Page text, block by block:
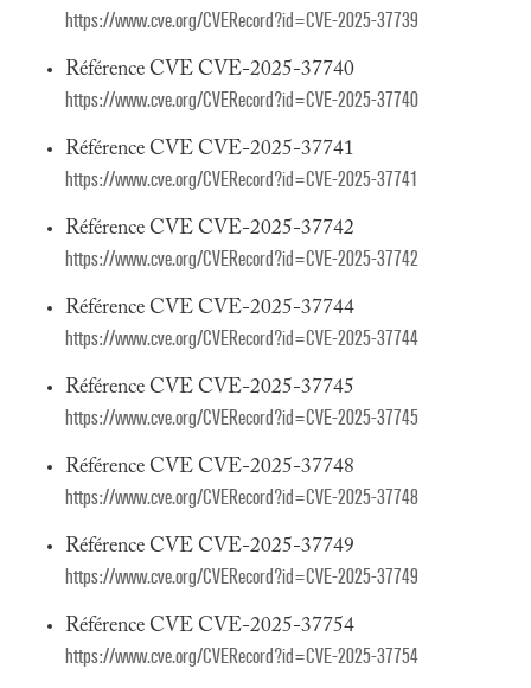
https://www.cve.org/CVERecord?id=CVE-2025-37739
Référence CVE CVE-2025-37740
https://www.cve.org/CVERecord?id=CVE-2025-37740
Référence CVE CVE-2025-37741
https://www.cve.org/CVERecord?id=CVE-2025-37741
Référence CVE CVE-2025-37742
https://www.cve.org/CVERecord?id=CVE-2025-37742
Référence CVE CVE-2025-37744
https://www.cve.org/CVERecord?id=CVE-2025-37744
Référence CVE CVE-2025-37745
https://www.cve.org/CVERecord?id=CVE-2025-37745
Référence CVE CVE-2025-37748
https://www.cve.org/CVERecord?id=CVE-2025-37748
Référence CVE CVE-2025-37749
https://www.cve.org/CVERecord?id=CVE-2025-37749
Référence CVE CVE-2025-37754
https://www.cve.org/CVERecord?id=CVE-2025-37754